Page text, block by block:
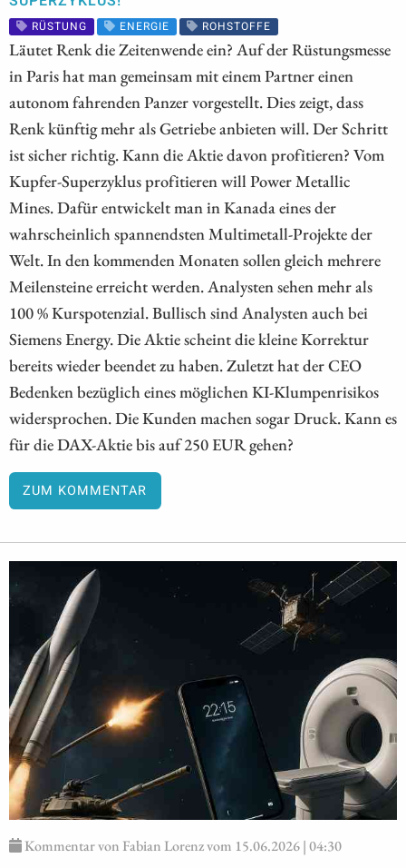
RÜSTUNG ENERGIE ROHSTOFFE
Läutet Renk die Zeitenwende ein? Auf der Rüstungsmesse
in Paris hat man gemeinsam mit einem Partner einen
autonom fahrenden Panzer vorgestellt. Dies zeigt, dass
Renk künftig mehr als Getriebe anbieten will. Der Schritt
ist sicher richtig. Kann die Aktie davon profitieren? Vom
Kupfer-Superzyklus profitieren will Power Metallic
Mines. Dafür entwickelt man in Kanada eines der
wahrscheinlich spannendsten Multimetall-Projekte der
Welt. In den kommenden Monaten sollen gleich mehrere
Meilensteine erreicht werden. Analysten sehen mehr als
100 % Kurspotenzial. Bullisch sind Analysten auch bei
Siemens Energy. Die Aktie scheint die kleine Korrektur
bereits wieder beendet zu haben. Zuletzt hat der CEO
Bedenken bezüglich eines möglichen KI-Klumpenrisikos
widersprochen. Die Kunden machen sogar Druck. Kann es
für die DAX-Aktie bis auf 250 EUR gehen?
ZUM KOMMENTAR
Kommentar von Fabian Lorenz vom 15.06.2026 | 04:30